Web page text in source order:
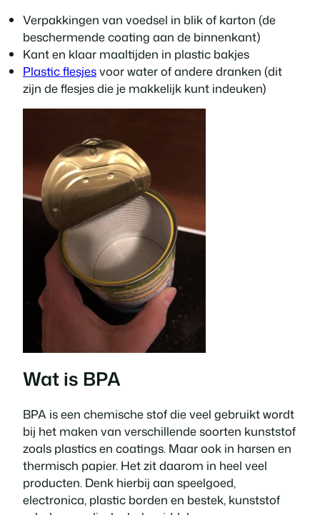
Verpakkingen van voedsel in blik of karton (de
beschermende coating aan de binnenkant)
Kant en klaar maaltijden in plastic bakjes
Plastic flesjesvoor water of andere dranken (dit
zijn de flesjes die je makkelijk kunt indeuken)
Wat is BPA
BPA is een chemische stof die veel gebruikt wordt
bij het maken van verschillende soorten kunststof
zoals plastics en coatings. Maar ook in harsen en
thermisch papier. Het zit daarom in heel veel
producten. Denk hierbij aan speelgoed,
electronica, plastic borden en bestek, kunststof